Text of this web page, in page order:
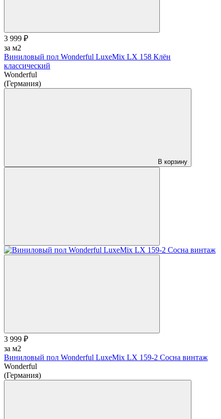
3 999 ₽
за м2
Виниловый пол Wonderful LuxeMix LX 158 Клён
классический
Wonderful
(Германия)
В корзину
3 999 ₽
за м2
Виниловый пол Wonderful LuxeMix LX 159-2 Сосна винтаж
Wonderful
(Германия)